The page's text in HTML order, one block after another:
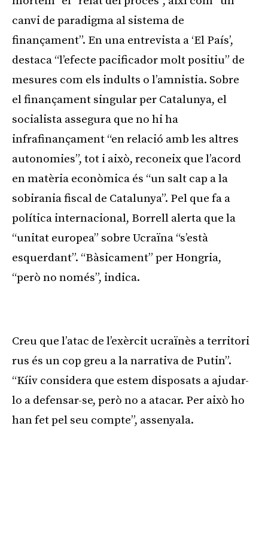
canvi de paradigma al sistema de
finançament”. En una entrevista a ‘El País’,
destaca “l’efecte pacificador molt positiu” de
mesures com els indults o l’amnistia. Sobre
el finançament singular per Catalunya, el
socialista assegura que no hi ha
infrafinançament “en relació amb les altres
autonomies”, tot i això, reconeix que l’acord
en matèria econòmica és “un salt cap a la
sobirania fiscal de Catalunya”. Pel que fa a
política internacional, Borrell alerta que la
“unitat europea” sobre Ucraïna “s’està
esquerdant”. “Bàsicament” per Hongria,
“però no només”, indica.
Creu que l’atac de l’exèrcit ucraïnès a territori
rus és un cop greu a la narrativa de Putin”.
“Kíiv considera que estem disposats a ajudar-
lo a defensar-se, però no a atacar. Per això ho
han fet pel seu compte”, assenyala.